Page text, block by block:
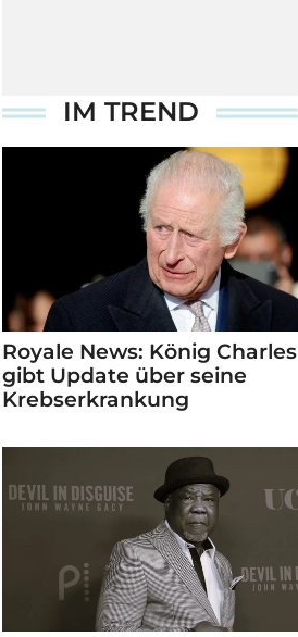
IM TREND
Royale News: König Charles
gibt Update über seine
Krebserkrankung